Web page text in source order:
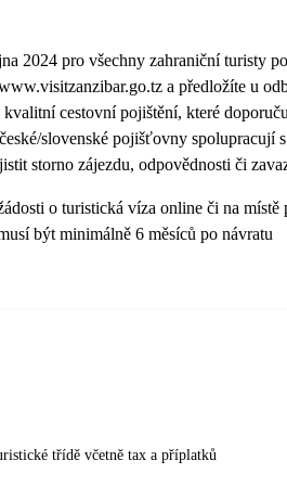
2024 pro všechny zahraniční turisty
a předložíte u
cestovní pojištění, které
slovenské pojišťovny
storno zájezdu, odpovědnosti či
o turistická víza online či na
být minimálně 6 měsíců po návratu
třídě včetně tax a příplatků